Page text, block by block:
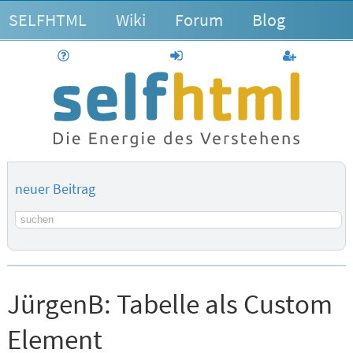
SELFHTML Wiki Forum Blog
anmelden
neuer Beitrag
Suchbegriff
JürgenB: Tabelle als Custom
Element